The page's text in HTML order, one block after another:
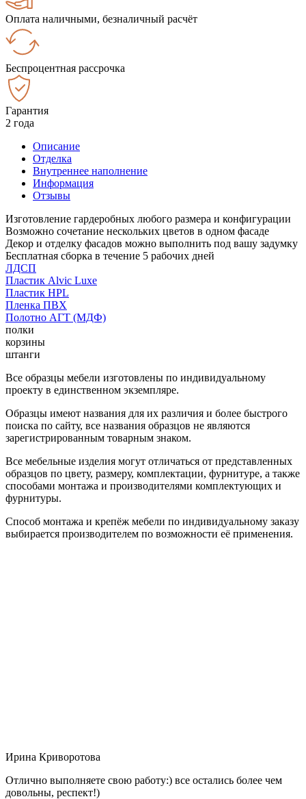
Оплата наличными, безналичный расчёт
Беспроцентная рассрочка
Гарантия
2 года
Описание
Отделка
Внутреннее наполнение
Информация
Отзывы
Изготовление гардеробных любого размера и конфигурации
Возможно сочетание нескольких цветов в одном фасаде
Декор и отделку фасадов можно выполнить под вашу задумку
Бесплатная сборка в течение 5 рабочих дней
ЛДСП
Пластик Alvic Luxe
Пластик HPL
Пленка ПВХ
Полотно АГТ (МДФ)
полки
корзины
штанги
Все образцы мебели изготовлены по индивидуальному
проекту в единственном экземпляре.
Образцы имеют названия для их различия и более быстрого
поиска по сайту, все названия образцов не являются
зарегистрированным товарным знаком.
Все мебельные изделия могут отличаться от представленных
образцов по цвету, размеру, комплектации, фурнитуре, а также
способами монтажа и производителями комплектующих и
фурнитуры.
Способ монтажа и крепёж мебели по индивидуальному заказу
выбирается производителем по возможности её применения.
Ирина Криворотова
Отлично выполняете свою работу:) все остались более чем
довольны, респект!)